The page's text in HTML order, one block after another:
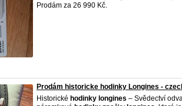
Prodám za 26 990 Kč.
Prodám historicke hodinky Longines -
Historické hodinky longines – Svědectví